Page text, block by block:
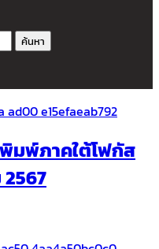
มพ์ภาคใต้โฟกัส